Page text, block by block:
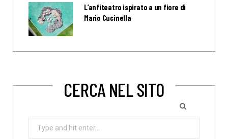
L’anfiteatro ispirato a un fiore di
Mario Cucinella
CERCA NEL SITO